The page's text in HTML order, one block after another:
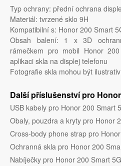
Typ ochrany: přední ochrana
Materiál: tvrzené sklo 9H
Kompatibilní s: Honor 200 Smart
Obsah balení: 1 x 3D
rámečkem pro mobil Honor
aplikaci skla na displej telefonu
Fotografie skla mohou být
Další příslušenství pro
USB kabely pro Honor 200 Smart
Obaly, pouzdra a kryty pro Honor
Cross-body phone strap pro
Ochranná skla pro Honor 200
Nabíječky pro Honor 200 Smart 5G